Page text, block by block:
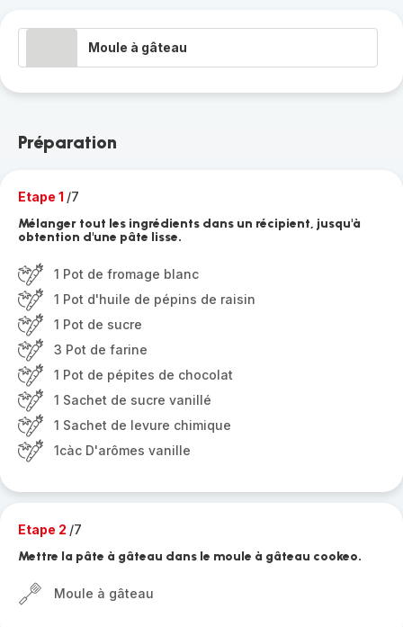
Moule à gâteau
Préparation
Etape 1 /7
Mélanger tout les ingrédients dans un récipient, jusqu'à
obtention d'une pâte lisse.
1 Pot de fromage blanc
1 Pot d'huile de pépins de raisin
1 Pot de sucre
3 Pot de farine
1 Pot de pépites de chocolat
1 Sachet de sucre vanillé
1 Sachet de levure chimique
1càc D'arômes vanille
Etape 2 /7
Mettre la pâte à gâteau dans le moule à gâteau cookeo.
Moule à gâteau